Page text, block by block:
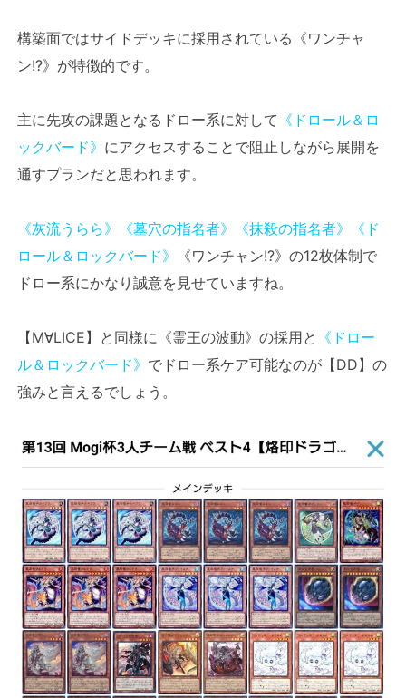
構築面ではサイドデッキに採用されている《ワンチャ
ン!?》が特徴的です。
主に先攻の課題となるドロー系に対して 《ドロール＆ロ
ックバード》 にアクセスすることで阻止しながら展開を
通すプランだと思われます。
《灰流うらら》 《墓穴の指名者》 《抹殺の指名者》
《ド
ロール＆ロックバード》
《ワンチャン!?》の12枚体制で
ドロー系にかなり誠意を見せていますね。
【M∀LICE】と同様に《霊王の波動》の採用と 《ドロー
ル＆ロックバード》 でドロー系ケア可能なのが【DD】の
強みと言えるでしょう。